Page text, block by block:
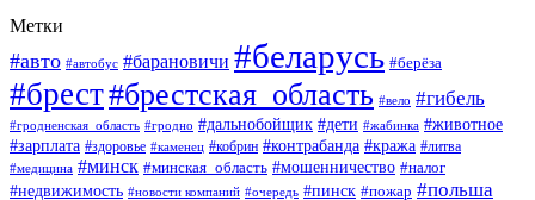
Метки
#авто #автобус #барановичи #беларусь #берёза
#брест#брестская_область #вело #гибель
#гродненская_область #гродно #дальнобойщик #дети #жабинка #животное
#зарплата #здоровье #каменец #кобрин #контрабанда #кража #литва
#медицина #минск #минская_область #мошенничество #налог
#недвижимость #новости компаний #очередь #пинск #пожар #польша